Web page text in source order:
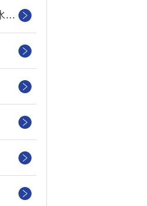
AS、AV型无堵塞潜水吸砂泵